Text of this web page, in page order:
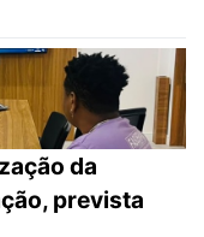
da
prevista